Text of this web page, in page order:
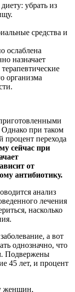
убрать из
средства и
ослаблена
назначает
организма
Однако при таком
процент перехода
сейчас при
от
антибиотику.
анализ
лечения
насколько
а вот
однозначно, что
Подвержены
45 лет, и процент
женщин,